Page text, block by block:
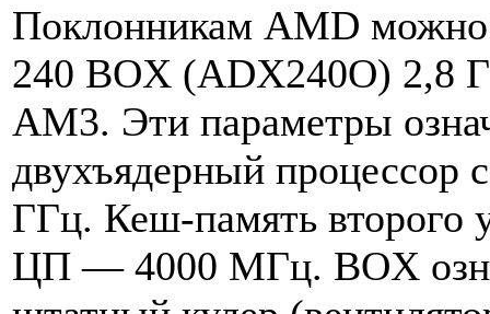
Поклонникам AMD
240 BOX (ADX240O) 2,8
AM3. Эти параметры
двухъядерный процессор
ГГц. Кеш-память
ЦП — 4000 МГц. BOX